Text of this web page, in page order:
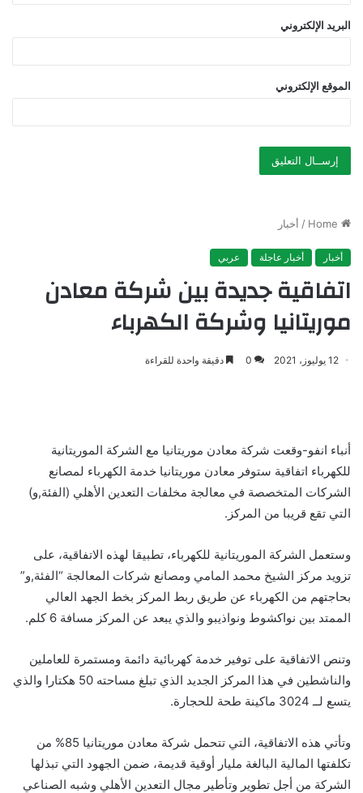
البريد الإلكتروني
الموقع الإلكتروني